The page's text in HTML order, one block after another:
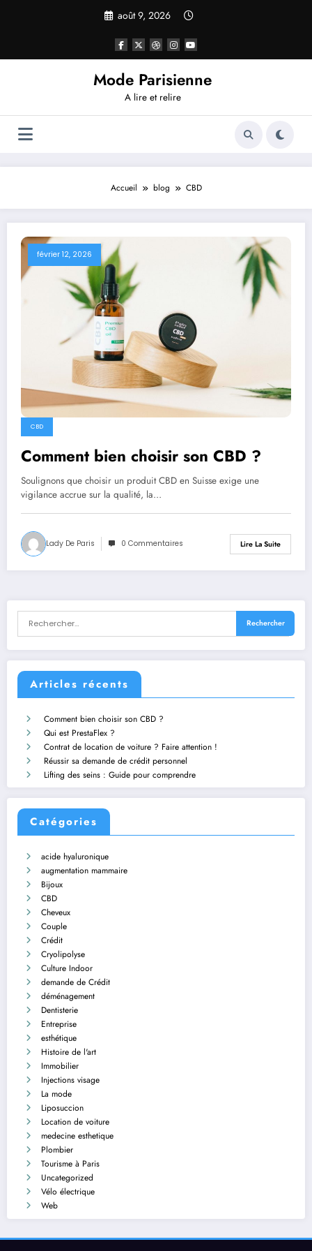
août 9, 2026
Mode Parisienne
A lire et relire
Accueil blog CBD
février 12, 2026
CBD
Comment bien choisir son CBD ?
Soulignons que choisir un produit CBD en Suisse exige une
vigilance accrue sur la qualité, la…
Lady De Paris 0 Commentaires Lire La Suite
Articles récents
Comment bien choisir son CBD ?
Qui est PrestaFlex ?
Contrat de location de voiture ? Faire attention !
Réussir sa demande de crédit personnel
Lifting des seins : Guide pour comprendre
Catégories
acide hyaluronique
augmentation mammaire
Bijoux
CBD
Cheveux
Couple
Crédit
Cryolipolyse
Culture Indoor
demande de Crédit
déménagement
Dentisterie
Entreprise
esthétique
Histoire de l'art
Immobilier
Injections visage
La mode
Liposuccion
Location de voiture
medecine esthetique
Plombier
Tourisme à Paris
Uncategorized
Vélo électrique
Web